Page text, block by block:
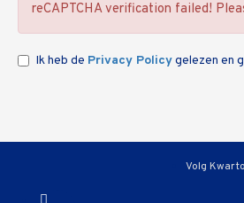
reCAPTCHA verification failed!
Ik heb de Privacy Policygelezen en
Volg Kwarto